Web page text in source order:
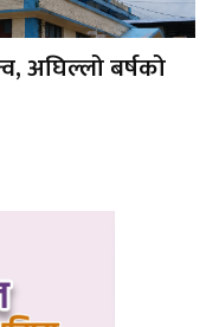
अघिल्लो बर्षको